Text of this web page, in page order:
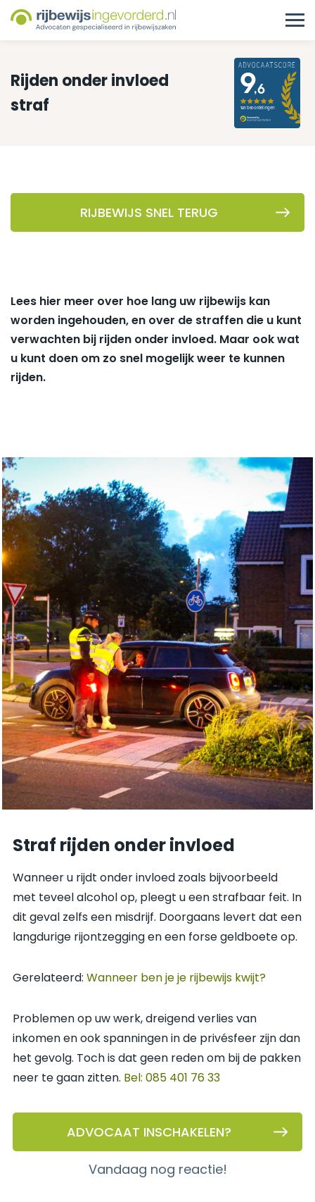
Rijden onder invloed
straf
RIJBEWIJS SNEL TERUG
Lees hier meer over hoe lang uw rijbewijs kan
worden ingehouden, en over de straffen die u kunt
verwachten bij rijden onder invloed. Maar ook wat
u kunt doen om zo snel mogelijk weer te kunnen
rijden.
Straf rijden onder invloed
Wanneer u rijdt onder invloed zoals bijvoorbeeld
met teveel alcohol op, pleegt u een strafbaar feit. In
dit geval zelfs een misdrijf. Doorgaans levert dat een
langdurige rijontzegging en een forse geldboete op.
Gerelateerd: Wanneer ben je je rijbewijs kwijt?
Problemen op uw werk, dreigend verlies van
inkomen en ook spanningen in de privésfeer zijn dan
het gevolg. Toch is dat geen reden om bij de pakken
neer te gaan zitten. Bel: 085 401 76 33
ADVOCAAT INSCHAKELEN?
vandaag nog reactie!